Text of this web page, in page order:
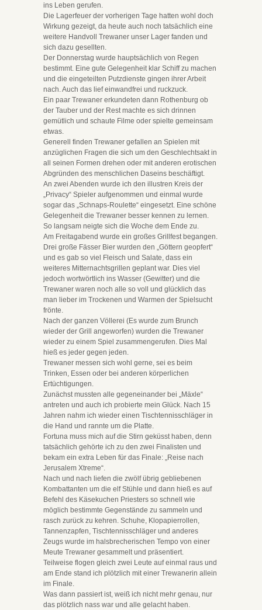
ins Leben gerufen.
Die Lagerfeuer der vorherigen Tage hatten wohl doch
Wirkung gezeigt, da heute auch noch tatsächlich eine
weitere Handvoll Trewaner unser Lager fanden und
sich dazu gesellten.
Der Donnerstag wurde hauptsächlich von Regen
bestimmt. Eine gute Gelegenheit klar Schiff zu machen
und die eingeteilten Putzdienste gingen ihrer Arbeit
nach. Auch das lief einwandfrei und ruckzuck.
Ein paar Trewaner erkundeten dann Rothenburg ob
der Tauber und der Rest machte es sich drinnen
gemütlich und schaute Filme oder spielte gemeinsam
etwas.
Generell finden Trewaner gefallen an Spielen mit
anzüglichen Fragen die sich um den Geschlechtsakt in
all seinen Formen drehen oder mit anderen erotischen
Abgründen des menschlichen Daseins beschäftigt.
An zwei Abenden wurde ich den illustren Kreis der
„Privacy“ Spieler aufgenommen und einmal wurde
sogar das „Schnaps-Roulette“ eingesetzt. Eine schöne
Gelegenheit die Trewaner besser kennen zu lernen.
So langsam neigte sich die Woche dem Ende zu.
Am Freitagabend wurde ein großes Grillfest begangen.
Drei große Fässer Bier wurden den „Göttern geopfert“
und es gab so viel Fleisch und Salate, dass ein
weiteres Mitternachtsgrillen geplant war. Dies viel
jedoch wortwörtlich ins Wasser (Gewitter) und die
Trewaner waren noch alle so voll und glücklich das
man lieber im Trockenen und Warmen der Spielsucht
frönte.
Nach der ganzen Völlerei (Es wurde zum Brunch
wieder der Grill angeworfen) wurden die Trewaner
wieder zu einem Spiel zusammengerufen. Dies Mal
hieß es jeder gegen jeden.
Trewaner messen sich wohl gerne, sei es beim
Trinken, Essen oder bei anderen körperlichen
Ertüchtigungen.
Zunächst mussten alle gegeneinander bei „Mäxle“
antreten und auch ich probierte mein Glück. Nach 15
Jahren nahm ich wieder einen Tischtennisschläger in
die Hand und rannte um die Platte.
Fortuna muss mich auf die Stirn geküsst haben, denn
tatsächlich gehörte ich zu den zwei Finalisten und
bekam ein extra Leben für das Finale: „Reise nach
Jerusalem Xtreme“.
Nach und nach liefen die zwölf übrig gebliebenen
Kombattanten um die elf Stühle und dann hieß es auf
Befehl des Käsekuchen Priesters so schnell wie
möglich bestimmte Gegenstände zu sammeln und
rasch zurück zu kehren. Schuhe, Klopapierrollen,
Tannenzapfen, Tischtennisschläger und anderes
Zeugs wurde im halsbrecherischen Tempo von einer
Meute Trewaner gesammelt und präsentiert.
Teilweise flogen gleich zwei Leute auf einmal raus und
am Ende stand ich plötzlich mit einer Trewanerin allein
im Finale.
Was dann passiert ist, weiß ich nicht mehr genau, nur
das plötzlich nass war und alle gelacht haben.